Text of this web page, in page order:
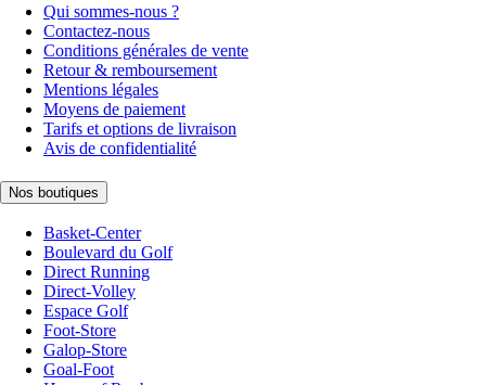
Qui sommes-nous ?
Contactez-nous
Conditions générales de vente
Retour & remboursement
Mentions légales
Moyens de paiement
Tarifs et options de livraison
Avis de confidentialité
Nos boutiques
Basket-Center
Boulevard du Golf
Direct Running
Direct-Volley
Espace Golf
Foot-Store
Galop-Store
Goal-Foot